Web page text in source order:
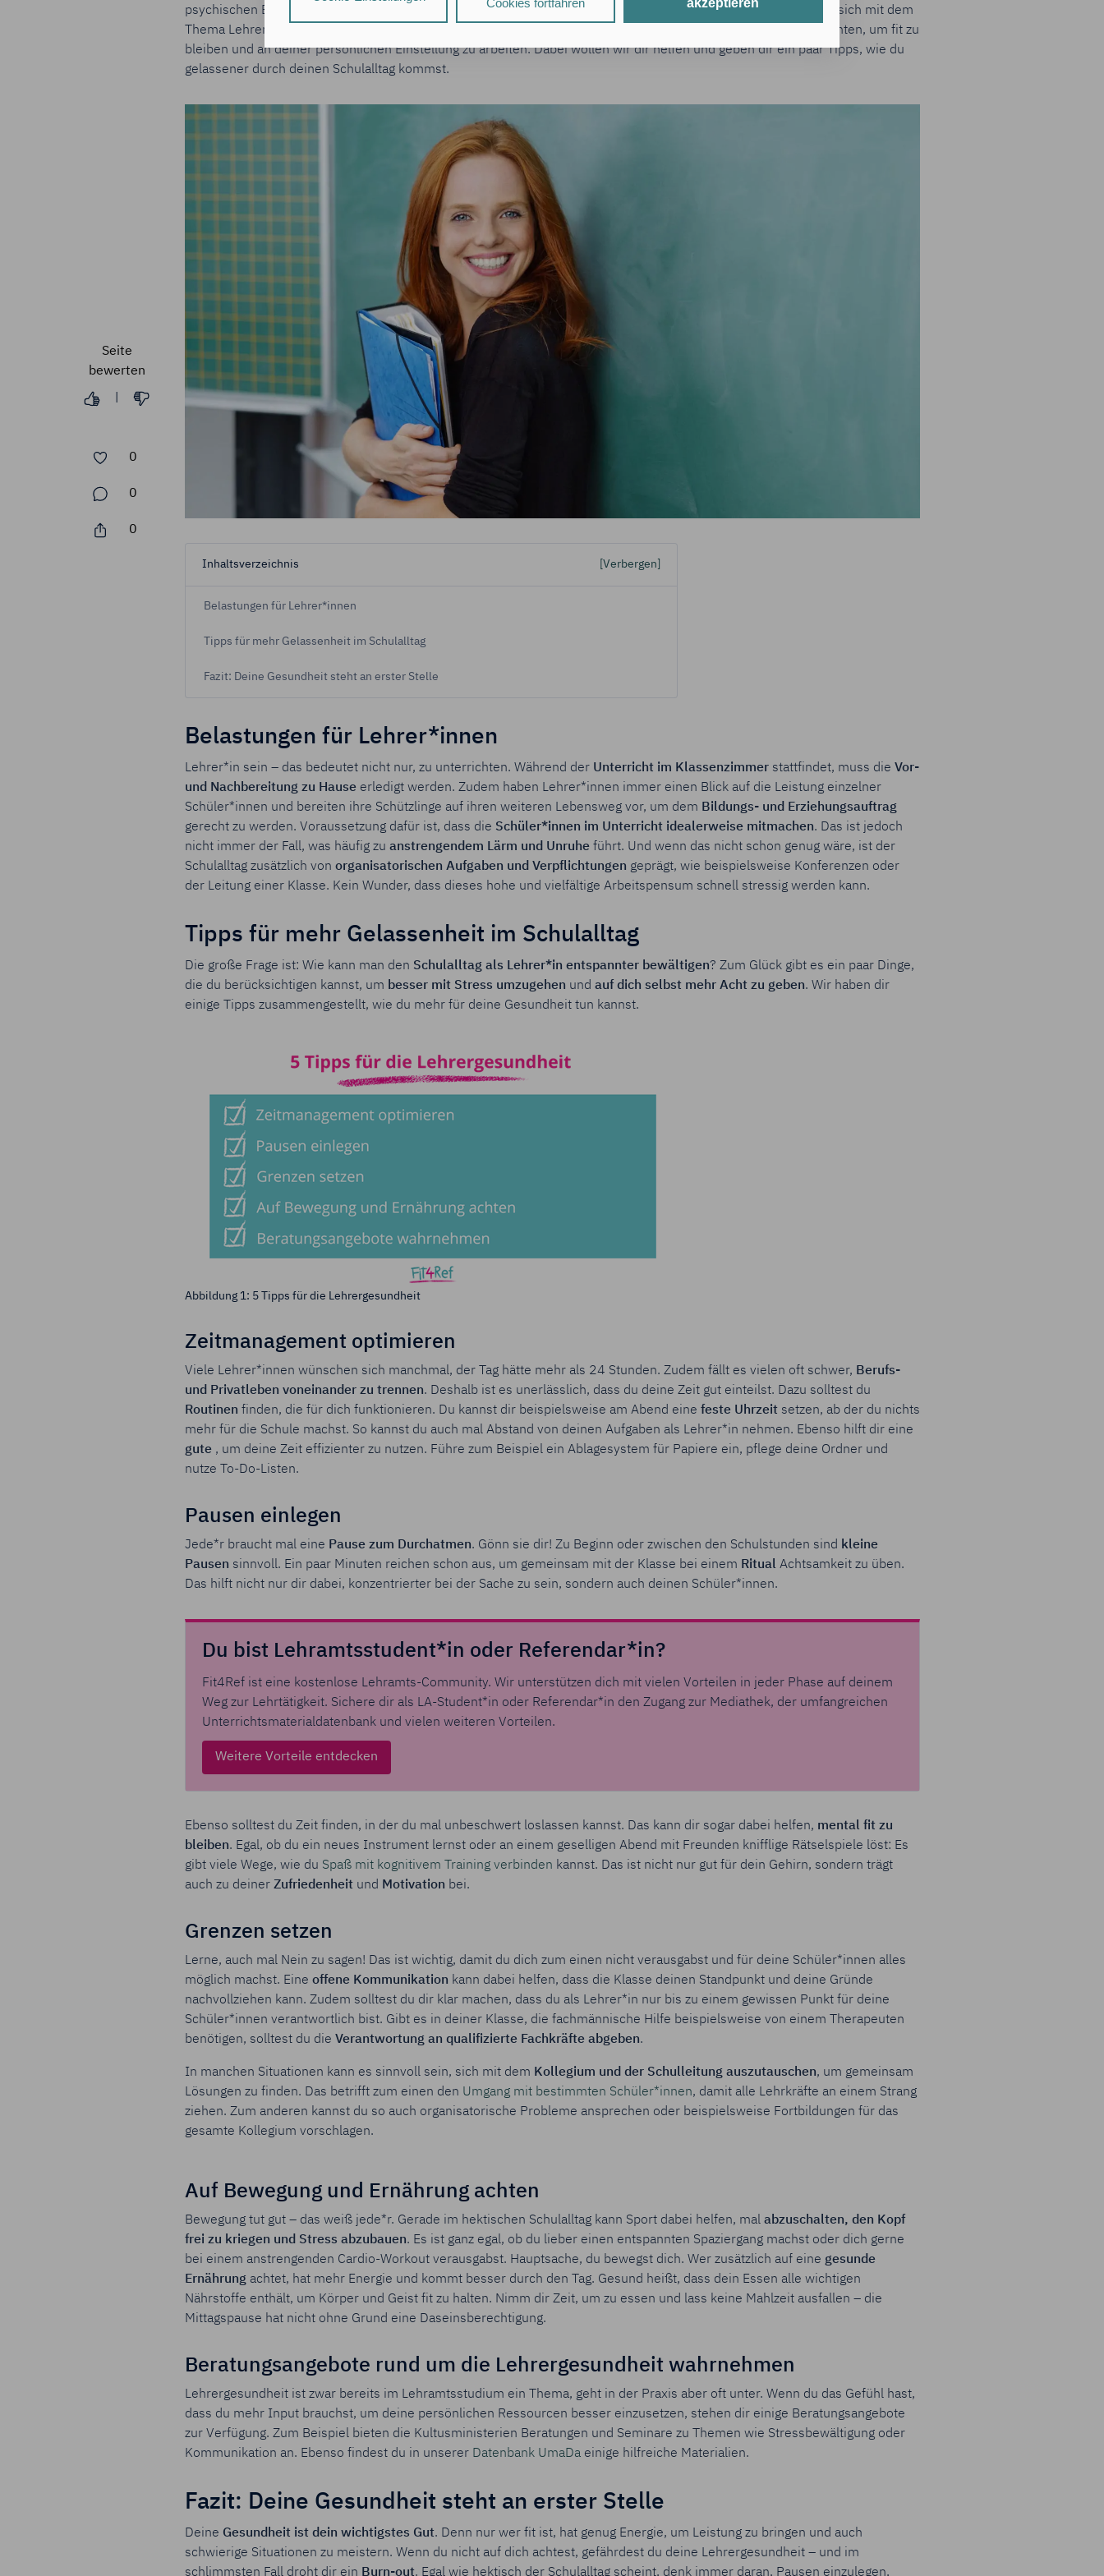
individuelle Nutzungsprofile erstellt und mit Daten von anderen Websites angereichert werden.
Durch Klick auf„Alle Cookies akzeptieren"
der Speicherung von Informationen auf Deinem Gerät bzw. dem Zugriff auf bereits gespeicherte
Informationen (§ 25 Abs. 1 TDDDG), sowie
der Verarbeitung Deiner Daten zu den in unseren
(Art. 6 Abs. 1 lit. a DSGVO).
Hinweis zum Datentransfer in die USA: Zudem willigst Du ein, dass Anbieter mit Sitz in den USA
Deine Daten verarbeiten dürfen (Art. 49 Abs. 1 DSGVO). Es ist möglich, dass US-Behörden auf diese
Daten zugreifen können.
Durch Klick auf „Nur mit erforderlichen Cookies fortfahren"
erforderlichen Cookies (Leistungs- und Personalisierungs-Cookies) ab.
Du bestätigst außerdem, dass Du mindestens 16 Jahre alt bist oder diese Einwilligung mit
Zustimmung deiner Erziehungsberechtigten erteilst.
Durch Klick auf „Cookie-Einstellungen"
Zukunft widerrufen oder anpassen.
Impressum Datenschutz & Cookies
akzeptieren
Cookies fortfahren
psychischen Erkrankungen leiden. Deshalb ist es besonders für junge Lehrkräfte und Referendar*innen wichtig, sich mit dem
Thema Lehrergesundheit zu beschäftigen. Denn obwohl der Job stressig sein kann, kannst du einige Dinge beachten, um fit zu
bleiben und an deiner persönlichen Einstellung zu arbeiten. Dabei wollen wir dir helfen und geben dir ein paar Tipps, wie du
gelassener durch deinen Schulalltag kommst.
Inhaltsverzeichnis [Verbergen]
Belastungen für Lehrer*innen
Tipps für mehr Gelassenheit im Schulalltag
Fazit: Deine Gesundheit steht an erster Stelle
Belastungen für Lehrer*innen
Lehrer*in sein – das bedeutet nicht nur, zu unterrichten. Während der Unterricht im Klassenzimmerstattfindet, muss die Vor-
und Nachbereitung zu Hause erledigt werden. Zudem haben Lehrer*innen immer einen Blick auf die Leistung einzelner
Schüler*innen und bereiten ihre Schützlinge auf ihren weiteren Lebensweg vor, um dem Bildungs- und Erziehungsauftrag
gerecht zu werden. Voraussetzung dafür ist, dass die Schüler*innen im Unterricht idealerweise mitmachen. Das ist jedoch
nicht immer der Fall, was häufig zu anstrengendem Lärm und Unruheführt. Und wenn das nicht schon genug wäre, ist der
Schulalltag zusätzlich von organisatorischen Aufgaben und Verpflichtungen geprägt, wie beispielsweise Konferenzen oder
der Leitung einer Klasse. Kein Wunder, dass dieses hohe und vielfältige Arbeitspensum schnell stressig werden kann.
Tipps für mehr Gelassenheit im Schulalltag
Die große Frage ist: Wie kann man den Schulalltag als Lehrer*in entspannter bewältigen? Zum Glück gibt es ein paar Dinge,
die du berücksichtigen kannst, um besser mit Stress umzugehen und auf dich selbst mehr Acht zu geben. Wir haben dir
einige Tipps zusammengestellt, wie du mehr für deine Gesundheit tun kannst.
Abbildung 1: 5 Tipps für die Lehrergesundheit
Zeitmanagement optimieren
Viele Lehrer*innen wünschen sich manchmal, der Tag hätte mehr als 24 Stunden. Zudem fällt es vielen oft schwer, Berufs-
und Privatleben voneinander zu trennen. Deshalb ist es unerlässlich, dass du deine Zeit gut einteilst. Dazu solltest du
Routinen finden, die für dich funktionieren. Du kannst dir beispielsweise am Abend eine feste Uhrzeitsetzen, ab der du nichts
mehr für die Schule machst. So kannst du auch mal Abstand von deinen Aufgaben als Lehrer*in nehmen. Ebenso hilft dir eine
gute , um deine Zeit effizienter zu nutzen. Führe zum Beispiel ein Ablagesystem für Papiere ein, pflege deine Ordner und
nutze To-Do-Listen.
Pausen einlegen
Jede*r braucht mal eine Pause zum Durchatmen. Gönn sie dir! Zu Beginn oder zwischen den Schulstunden sind kleine
Pausen sinnvoll. Ein paar Minuten reichen schon aus, um gemeinsam mit der Klasse bei einem Ritual Achtsamkeit zu üben.
Das hilft nicht nur dir dabei, konzentrierter bei der Sache zu sein, sondern auch deinen Schüler*innen.
Du bist Lehramtsstudent*in oder Referendar*in?
Fit4Ref ist eine kostenlose Lehramts-Community. Wir unterstützen dich mit vielen Vorteilen in jeder Phase auf deinem
Weg zur Lehrtätigkeit. Sichere dir als LA-Student*in oder Referendar*in den Zugang zur Mediathek, der umfangreichen
Unterrichtsmaterialdatenbank und vielen weiteren Vorteilen.
Weitere Vorteile entdecken
Ebenso solltest du Zeit finden, in der du mal unbeschwert loslassen kannst. Das kann dir sogar dabei helfen, mental fit zu
bleiben. Egal, ob du ein neues Instrument lernst oder an einem geselligen Abend mit Freunden knifflige Rätselspiele löst: Es
gibt viele Wege, wie du Spaß mit kognitivem Training verbinden kannst. Das ist nicht nur gut für dein Gehirn, sondern trägt
auch zu deiner Zufriedenheitund Motivation bei.
Grenzen setzen
Lerne, auch mal Nein zu sagen! Das ist wichtig, damit du dich zum einen nicht verausgabst und für deine Schüler*innen alles
möglich machst. Eine offene Kommunikation kann dabei helfen, dass die Klasse deinen Standpunkt und deine Gründe
nachvollziehen kann. Zudem solltest du dir klar machen, dass du als Lehrer*in nur bis zu einem gewissen Punkt für deine
Schüler*innen verantwortlich bist. Gibt es in deiner Klasse, die fachmännische Hilfe beispielsweise von einem Therapeuten
benötigen, solltest du die Verantwortung an qualifizierte Fachkräfte abgeben.
In manchen Situationen kann es sinnvoll sein, sich mit dem Kollegium und der Schulleitung auszutauschen, um gemeinsam
Lösungen zu finden. Das betrifft zum einen den Umgang mit bestimmten Schüler*innen, damit alle Lehrkräfte an einem Strang
ziehen. Zum anderen kannst du so auch organisatorische Probleme ansprechen oder beispielsweise Fortbildungen für das
gesamte Kollegium vorschlagen.
Auf Bewegung und Ernährung achten
Bewegung tut gut – das weiß jede*r. Gerade im hektischen Schulalltag kann Sport dabei helfen, mal abzuschalten, den Kopf
frei zu kriegen und Stress abzubauen. Es ist ganz egal, ob du lieber einen entspannten Spaziergang machst oder dich gerne
bei einem anstrengenden Cardio-Workout verausgabst. Hauptsache, du bewegst dich. Wer zusätzlich auf eine gesunde
Ernährung achtet, hat mehr Energie und kommt besser durch den Tag. Gesund heißt, dass dein Essen alle wichtigen
Nährstoffe enthält, um Körper und Geist fit zu halten. Nimm dir Zeit, um zu essen und lass keine Mahlzeit ausfallen – die
Mittagspause hat nicht ohne Grund eine Daseinsberechtigung.
Beratungsangebote rund um die Lehrergesundheit wahrnehmen
Lehrergesundheit ist zwar bereits im Lehramtsstudium ein Thema, geht in der Praxis aber oft unter. Wenn du das Gefühl hast,
dass du mehr Input brauchst, um deine persönlichen Ressourcen besser einzusetzen, stehen dir einige Beratungsangebote
zur Verfügung. Zum Beispiel bieten die Kultusministerien Beratungen und Seminare zu Themen wie Stressbewältigung oder
Kommunikation an. Ebenso findest du in unserer Datenbank UmaDaeinige hilfreiche Materialien.
Fazit: Deine Gesundheit steht an erster Stelle
Deine Gesundheit ist dein wichtigstes Gut. Denn nur wer fit ist, hat genug Energie, um Leistung zu bringen und auch
schwierige Situationen zu meistern. Wenn du nicht auf dich achtest, gefährdest du deine Lehrergesundheit – und im
schlimmsten Fall droht dir ein Burn-out. Egal wie hektisch der Schulalltag scheint, denk immer daran, Pausen einzulegen,
Seite
bewerten
0
0
0